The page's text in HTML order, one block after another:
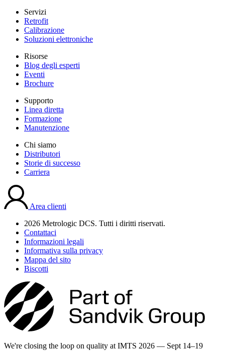
Servizi
Retrofit
Calibrazione
Soluzioni elettroniche
Risorse
Blog degli esperti
Eventi
Brochure
Supporto
Linea diretta
Formazione
Manutenzione
Chi siamo
Distributori
Storie di successo
Carriera
Area clienti
2026 Metrologic DCS. Tutti i diritti riservati.
Contattaci
Informazioni legali
Informativa sulla privacy
Mappa del sito
Biscotti
We're closing the loop on quality at IMTS 2026 — Sept 14–19